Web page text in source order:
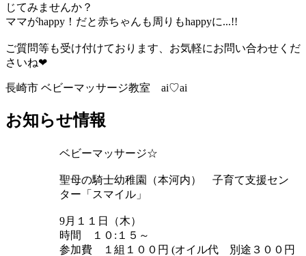
じてみませんか？
ママがhappy！だと赤ちゃんも周りもhappyに...!!
ご質問等も受け付けております、お気軽にお問い合わせくだ
さいね❤
長崎市 ベビーマッサージ教室 ai♡ai
お知らせ情報
ベビーマッサージ☆
聖母の騎士幼稚園（本河内） 子育て支援セン
ター「スマイル」
9月１１日（木）
時間 １０:１５～
参加費 １組１００円 (オイル代 別途３００円